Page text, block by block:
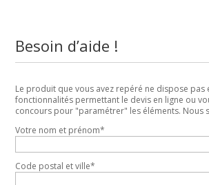
Besoin d’aide !
Le produit que vous avez repéré ne dispose pas
fonctionnalités permettant le devis en ligne ou
concours pour "paramétrer" les éléments. Nous
Votre nom et prénom*
Code postal et ville*